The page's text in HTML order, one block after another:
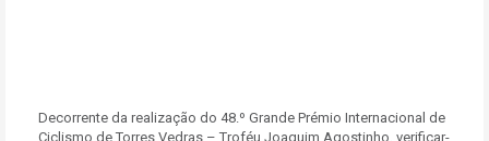
Decorrente da realização do 48.º Grande Prémio Internacional de
Ciclismo de Torres Vedras – Troféu Joaquim Agostinho, verificar-